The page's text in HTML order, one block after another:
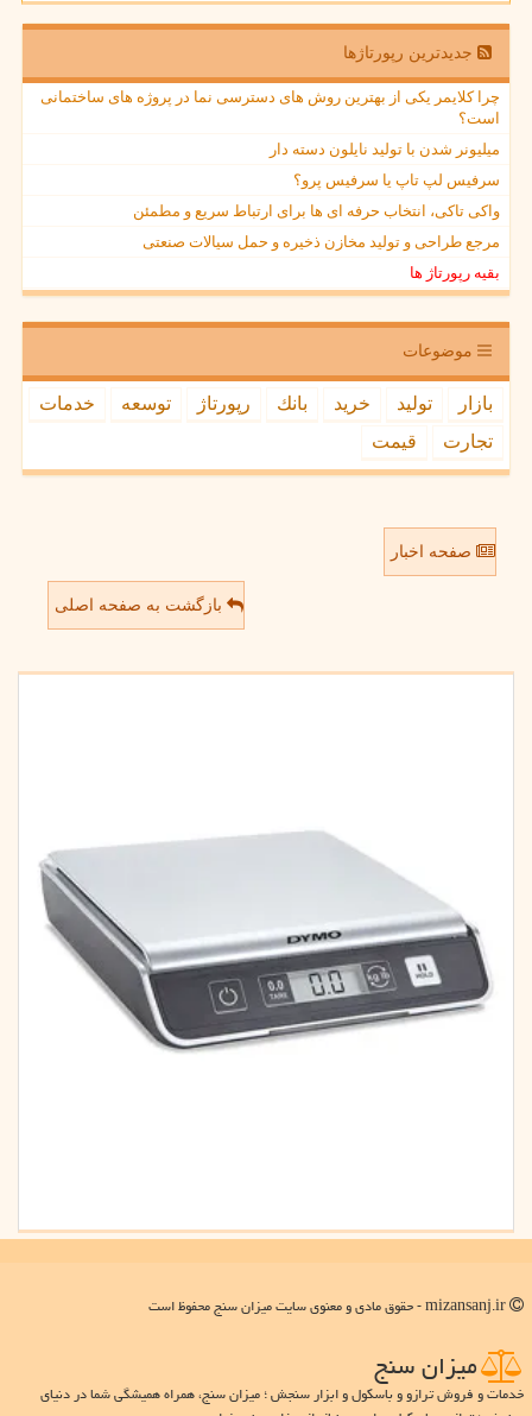
جدیدترین رپورتاژها
چرا کلایمر یکی از بهترین روش های دسترسی نما در پروژه های ساختمانی
است؟
میلیونر شدن با تولید نایلون دسته دار
سرفیس لپ تاپ یا سرفیس پرو؟
واکی تاکی، انتخاب حرفه ای ها برای ارتباط سریع و مطمئن
مرجع طراحی و تولید مخازن ذخیره و حمل سیالات صنعتی
بقیه رپورتاژ ها
موضوعات
بازار تولید خرید بانك رپورتاژ توسعه
خدمات
تجارت
قیمت
صفحه اخبار
بازگشت به صفحه اصلی
میزان سنج
خدمات و فروش ترازو و باسکول و ابزار سنجش ؛ میزان سنج، همراه همیشگی شما در دنیای